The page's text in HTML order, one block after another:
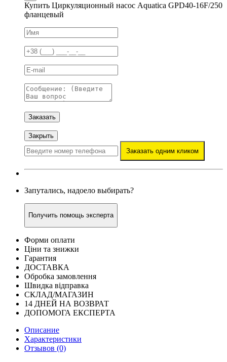
Купить Циркуляционный насос Aquatica GPD40-16F/250
фланцевый
Заказать
Закрыть
Заказать одним кликом
Запутались, надоело выбирать?
Получить помощь эксперта
Форми оплати
Ціни та знижки
Гарантия
ДОСТАВКА
Обробка замовлення
Швидка відправка
СКЛАД/МАГАЗИН
14 ДНЕЙ НА ВОЗВРАТ
ДОПОМОГА ЕКСПЕРТА
Описание
Характеристики
Отзывов (0)